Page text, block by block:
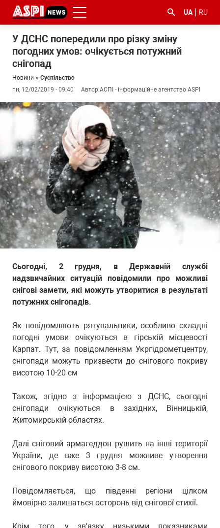
UA RU
У ДСНС попередили про різку зміну
погодних умов: очікується потужний
снігопад
Новини » Суспільство
пн, 12/02/2019 - 09:40
Автор:АСПІ - інформаційне агентство ASPI
Сьогодні, 2 грудня, в Державній службі
надзвичайних ситуацій повідомили про можливі
снігові замети, які можуть утворитися в результаті
потужних снігопадів.
Як повідомляють рятувальники, особливо складні
погодні умови очікуються в гірській місцевості
Карпат. Тут, за повідомленням Укргідрометцентру,
снігопади можуть призвести до снігового покриву
висотою 10-20 см
Також, згідно з інформацією з ДСНС, сьогодні
снігопади очікуються в західних, Вінницькій,
Житомирській областях.
Далі сніговий армагеддон рушить на інші території
України, де вже 3 грудня можливе утворення
снігового покриву висотою 3-8 см.
Повідомляється, що південні регіони цілком
ймовірно залишаться осторонь від снігової стихії.
#ООС
#боротьба
корупцією
#ДФС #Київ #коронавірус